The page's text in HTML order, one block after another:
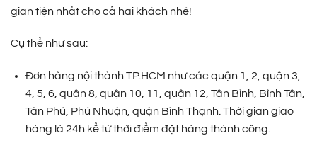
gian tiện nhất cho cả hai khách nhé!
Cụ thể như sau:
Đơn hàng nội thành TP.HCM như các quận 1, 2, quận 3,
4, 5, 6, quận 8, quận 10, 11, quận 12, Tân Bình, Bình Tân,
Tân Phú, Phú Nhuận, quận Bình Thạnh. Thời gian giao
hàng là 24h kể từ thời điểm đặt hàng thành công.